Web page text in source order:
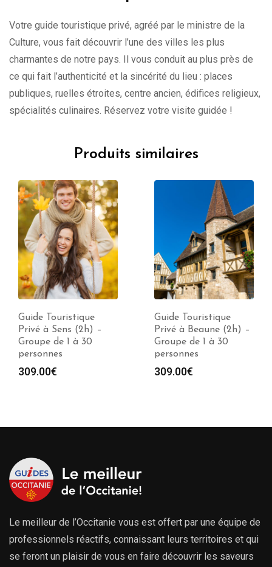
Votre guide touristique privé, agréé par le ministre de la
Culture, vous fait découvrir l’une des villes les plus
charmantes de notre pays. Il vous conduit au plus près de
ce qui fait l’authenticité et la sincérité du lieu : places
publiques, ruelles étroites, centre ancien, édifices religieux,
spécialités culinaires. Réservez votre visite guidée !
Produits similaires
Guide Touristique
Privé à Beaune (2h) –
Groupe de 1 à 30
personnes
309.00€
Guide Touristique
Privé à Montbard
(2h) – Groupe de 1 à
30 personnes
309.00€
Le meilleur de l’Occitanie vous est offert par une équipe de
professionnels réactifs, connaissant leurs territoires et qui
se feront un plaisir de vous en faire découvrir les saveurs